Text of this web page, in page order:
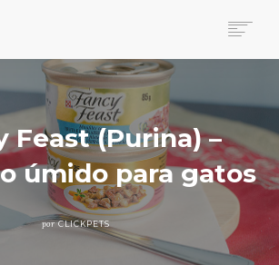
Feast (Purina) –
úmido para gatos
por CLICKPETS